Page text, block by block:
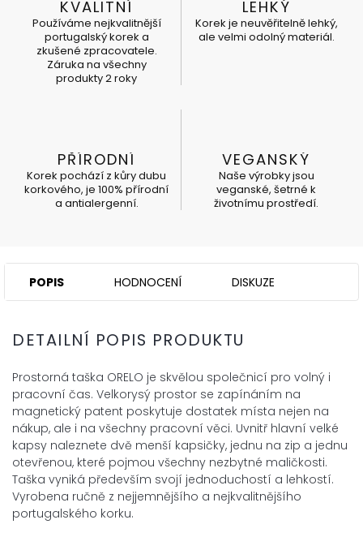
KVALITNÍ
Používáme nejkvalitnější
portugalský korek a
zkušené zpracovatele.
Záruka na všechny
produkty 2 roky
LEHKÝ
Korek je neuvěřitelně lehký,
ale velmi odolný materiál.
PŘÍRODNÍ
Korek pochází z kůry dubu
korkového, je 100% přírodní
a antialergenní.
VEGANSKÝ
Naše výrobky jsou
veganské, šetrné k
životnímu prostředí.
POPIS HODNOCENÍ DISKUZE
DETAILNÍ POPIS PRODUKTU
Prostorná taška ORELO je skvělou společnicí pro volný i
pracovní čas. Velkorysý prostor se zapínáním na
magnetický patent poskytuje dostatek místa nejen na
nákup, ale i na všechny pracovní věci. Uvnitř hlavní velké
kapsy naleznete dvě menší kapsičky, jednu na zip a jednu
otevřenou, které pojmou všechny nezbytné maličkosti.
Taška vyniká především svojí jednoduchostí a lehkostí.
Vyrobena ručně z nejjemnějšího a nejkvalitnějšího
portugalského korku.